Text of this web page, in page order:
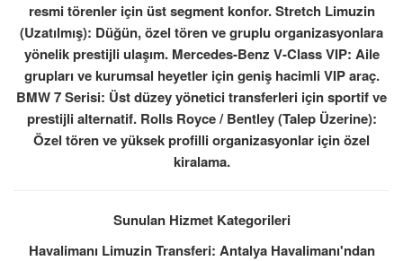
resmi törenler için üst segment konfor. Stretch Limuzin
(Uzatılmış): Düğün, özel tören ve gruplu organizasyonlara
yönelik prestijli ulaşım. Mercedes-Benz V-Class VIP: Aile
grupları ve kurumsal heyetler için geniş hacimli VIP araç.
BMW 7 Serisi: Üst düzey yönetici transferleri için sportif ve
prestijli alternatif. Rolls Royce / Bentley (Talep Üzerine):
Özel tören ve yüksek profilli organizasyonlar için özel
kiralama.
Sunulan Hizmet Kategorileri
Havalimanı Limuzin Transferi: Antalya Havalimanı'ndan